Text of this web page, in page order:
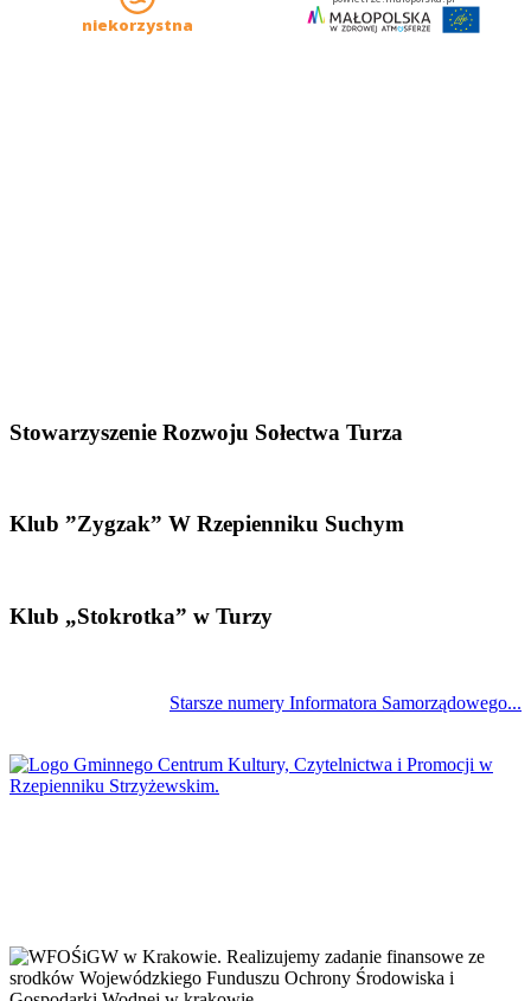
Stowarzyszenie Rozwoju Sołectwa Turza
Klub ”Zygzak” W Rzepienniku Suchym
Klub „Stokrotka” w Turzy
Starsze numery Informatora Samorządowego...